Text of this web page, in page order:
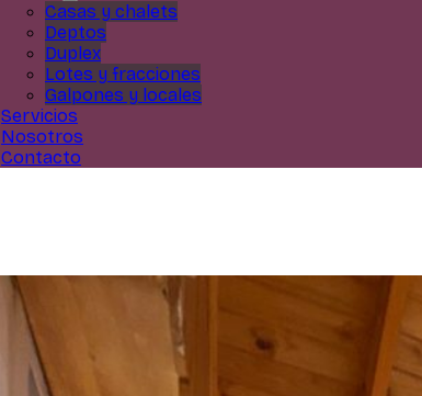
Casas y chalets
Deptos
Duplex
Lotes y fracciones
Galpones y locales
Servicios
Nosotros
Contacto